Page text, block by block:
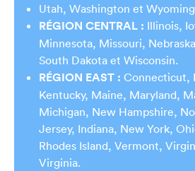
Utah, Washington et
RÉGION CENTRAL : Illinois,
Minnesota, Missouri,
South Dakota et Wisconsin.
RÉGION EAST : Connecticut,
Kentucky, Maine, Maryland,
Michigan, New Hampshire,
Jersey, Indiana, New York,
Rhodes Island, Vermont,
Virginia.